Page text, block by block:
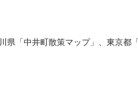
県「中井町散策マップ」、東京都